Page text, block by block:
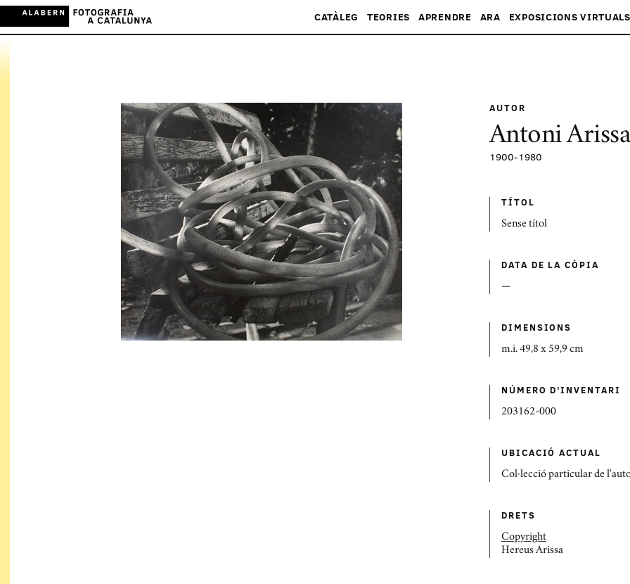
CATÀLEG TEORIES APRENDRE ARA EXPOSICIONS VIRTUALS
AUTOR
Antoni
1900-1980
TÍTOL
Sense títol
DATA DE LA CÒPIA
—
DIMENSIONS
m.i. 49,8 x 59,9 cm
NÚMERO D'INVENTARI
203162-000
UBICACIÓ ACTUAL
Col·lecció particular de
DRETS
Copyright
Hereus Arissa